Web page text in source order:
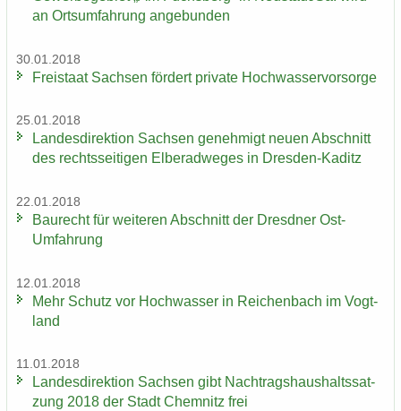
an Orts­um­fah­rung an­ge­bun­den
30.01.2018
Frei­staat Sach­sen för­dert pri­va­te Hoch­was­ser­vor­sor­ge
25.01.2018
Lan­des­di­rek­ti­on Sach­sen ge­neh­migt neuen Ab­schnitt
des rechts­sei­ti­gen El­be­rad­we­ges in Dresden-​Kaditz
22.01.2018
Bau­recht für wei­te­ren Ab­schnitt der Dresd­ner Ost-​
Umfahrung
12.01.2018
Mehr Schutz vor Hoch­was­ser in Rei­chen­bach im Vogt­
land
11.01.2018
Lan­des­di­rek­ti­on Sach­sen gibt Nach­trags­haus­halts­sat­
zung 2018 der Stadt Chem­nitz frei